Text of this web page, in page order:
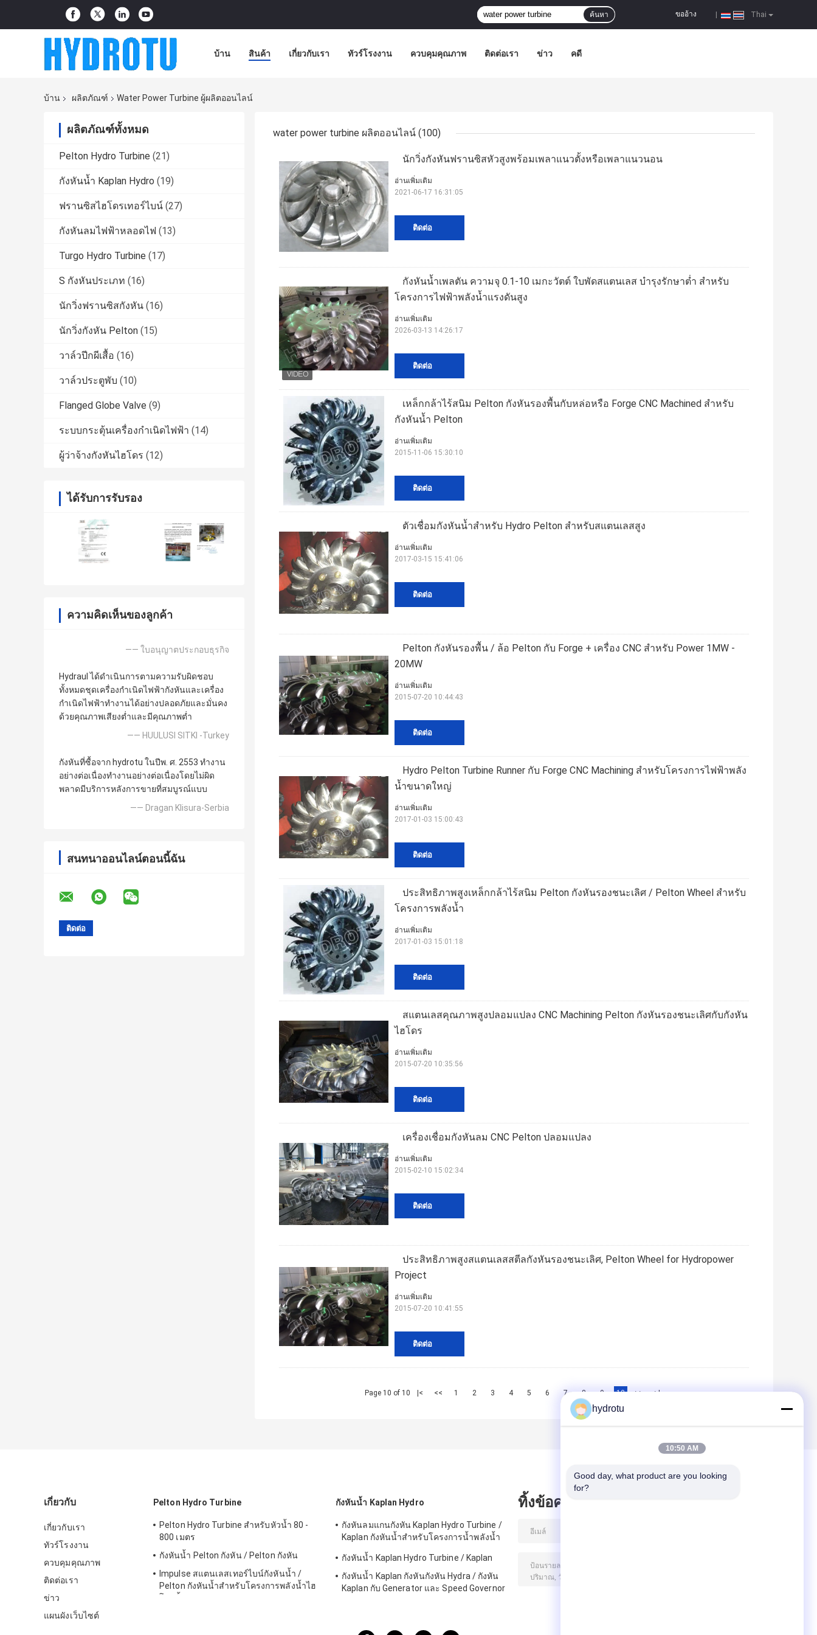
Thai
ขออ้าง
ค้นหา
บ้าน สินค้า เกี่ยวกับเรา ทัวร์โรงงาน ควบคุมคุณภาพ ติดต่อเรา ข่าว คดี
บ้าน ผลิตภัณฑ์ Water Power Turbine ผู้ผลิตออนไลน์
ผลิตภัณฑ์ทั้งหมด
Pelton Hydro Turbine (21)
กังหันน้ำ Kaplan Hydro (19)
ฟรานซิสไฮโดรเทอร์ไบน์ (27)
กังหันลมไฟฟ้าหลอดไฟ (13)
Turgo Hydro Turbine (17)
S กังหันประเภท (16)
นักวิ่งฟรานซิสกังหัน (16)
นักวิ่งกังหัน Pelton (15)
วาล์วปีกผีเสื้อ (16)
วาล์วประตูพับ (10)
Flanged Globe Valve (9)
ระบบกระตุ้นเครื่องกำเนิดไฟฟ้า (14)
ผู้ว่าจ้างกังหันไฮโดร (12)
ได้รับการรับรอง
ความคิดเห็นของลูกค้า
—— ใบอนุญาตประกอบธุรกิจ
Hydraul ได้ดำเนินการตามความรับผิดชอบ
ทั้งหมดชุดเครื่องกำเนิดไฟฟ้ากังหันและเครื่อง
กำเนิดไฟฟ้าทำงานได้อย่างปลอดภัยและมั่นคง
ด้วยคุณภาพเสียงต่ำและมีคุณภาพต่ำ
—— HUULUSI SITKI -Turkey
กังหันที่ซื้อจาก hydrotu ในปีพ. ศ. 2553 ทำงาน
อย่างต่อเนื่องทำงานอย่างต่อเนื่องโดยไม่ผิด
พลาดมีบริการหลังการขายที่สมบูรณ์แบบ
—— Dragan Klisura-Serbia
สนทนาออนไลน์ตอนนี้ฉัน
water power turbine ผลิตออนไลน์ (100)
นักวิ่งกังหันฟรานซิสหัวสูงพร้อมเพลาแนวตั้งหรือเพลาแนวนอน
ติดต่อ
อ่านเพิ่มเติม
2021-06-17 16:31:05
กังหันน้ำเพลตัน ความจุ 0.1-10 เมกะวัตต์ ใบพัดสแตนเลส บำรุงรักษาต่ำ สำหรับ
โครงการไฟฟ้าพลังน้ำแรงดันสูง
ติดต่อ
อ่านเพิ่มเติม
2026-03-13 14:26:17
เหล็กกล้าไร้สนิม Pelton กังหันรองพื้นกับหล่อหรือ Forge CNC Machined สำหรับ
กังหันน้ำ Pelton
ติดต่อ
อ่านเพิ่มเติม
2015-11-06 15:30:10
ตัวเชื่อมกังหันน้ำสำหรับ Hydro Pelton สำหรับสแตนเลสสูง
ติดต่อ
อ่านเพิ่มเติม
2017-03-15 15:41:06
Pelton กังหันรองพื้น / ล้อ Pelton กับ Forge + เครื่อง CNC สำหรับ Power 1MW -
20MW
ติดต่อ
อ่านเพิ่มเติม
2015-07-20 10:44:43
Hydro Pelton Turbine Runner กับ Forge CNC Machining สำหรับโครงการไฟฟ้าพลัง
น้ำขนาดใหญ่
ติดต่อ
อ่านเพิ่มเติม
2017-01-03 15:00:43
ประสิทธิภาพสูงเหล็กกล้าไร้สนิม Pelton กังหันรองชนะเลิศ / Pelton Wheel สำหรับ
โครงการพลังน้ำ
ติดต่อ
อ่านเพิ่มเติม
2017-01-03 15:01:18
สแตนเลสคุณภาพสูงปลอมแปลง CNC Machining Pelton กังหันรองชนะเลิศกับกังหัน
ไฮโดร
ติดต่อ
อ่านเพิ่มเติม
2015-07-20 10:35:56
เครื่องเชื่อมกังหันลม CNC Pelton ปลอมแปลง
ติดต่อ
อ่านเพิ่มเติม
2015-02-10 15:02:34
ประสิทธิภาพสูงสแตนเลสสตีลกังหันรองชนะเลิศ, Pelton Wheel for Hydropower
Project
ติดต่อ
อ่านเพิ่มเติม
2015-07-20 10:41:55
Page 10 of 10 |< << 1 2 3 4 5 6 7 8 9 10 >> >|
เกี่ยวกับ
เกี่ยวกับเรา
ทัวร์โรงงาน
ควบคุมคุณภาพ
ติดต่อเรา
ข่าว
แผนผังเว็บไซต์
Pelton Hydro Turbine
Pelton Hydro Turbine สำหรับหัวน้ำ 80 -
800 เมตร
กังหันน้ำ Pelton กังหัน / Pelton กังหัน
Impulse สแตนเลสเทอร์ไบน์กังหันน้ำ /
Pelton กังหันน้ำสำหรับโครงการพลังน้ำไฮ
กังหันน้ำ Kaplan Hydro
กังหันลมแกนกังหัน Kaplan Hydro Turbine /
Kaplan กังหันน้ำสำหรับโครงการน้ำพลังน้ำ
ขนาด 2 เมตร - 70 เมตร
กังหันน้ำ Kaplan Hydro Turbine / Kaplan
กังหันน้ำ Kaplan กังหันกังหัน Hydra / กังหัน
Kaplan กับ Generator และ Speed ​​Governor
ทิ้งข้อความไว้
hydrotu
10:50 AM
Good day, what product are you looking
for?